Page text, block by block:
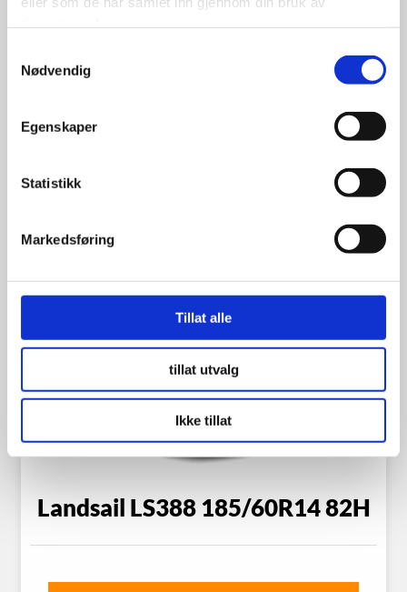
Nødvendig
Egenskaper
Statistikk
Markedsføring
Tillat alle
tillat utvalg
Ikke tillat
Landsail LS388 185/60R14 82H